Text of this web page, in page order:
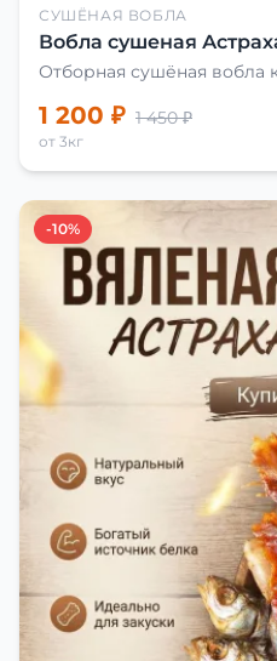
СУШЁНАЯ ВОБЛА
Вобла сушеная
Отборная сушёная вобла
1 200 ₽ 1 450 ₽
от 3кг
-10%